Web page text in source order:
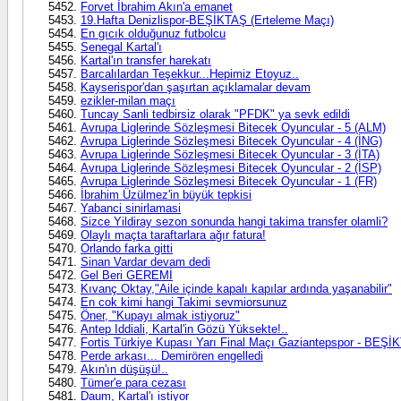
Forvet İbrahim Akın'a emanet
19.Hafta Denizlispor-BEŞİKTAŞ (Erteleme Maçı)
En gıcık olduğunuz futbolcu
Senegal Kartal'ı
Kartal'ın transfer harekatı
Barcalılardan Teşekkur...Hepimiz Etoyuz..
Kayserispor'dan şaşırtan açıklamalar devam
ezikler-milan maçı
Tuncay Sanli tedbirsiz olarak "PFDK" ya sevk edildi
Avrupa Liglerinde Sözleşmesi Bitecek Oyuncular - 5 (ALM)
Avrupa Liglerinde Sözleşmesi Bitecek Oyuncular - 4 (İNG)
Avrupa Liglerinde Sözleşmesi Bitecek Oyuncular - 3 (İTA)
Avrupa Liglerinde Sözleşmesi Bitecek Oyuncular - 2 (İSP)
Avrupa Liglerinde Sözleşmesi Bitecek Oyuncular - 1 (FR)
İbrahim Üzülmez'in büyük tepkisi
Yabanci sinirlamasi
Sizce Yildiray sezon sonunda hangi takima transfer olamli?
Olaylı maçta taraftarlara ağır fatura!
Orlando farka gitti
Sinan Vardar devam dedi
Gel Beri GEREMİ
Kıvanç Oktay,"Aile içinde kapalı kapılar ardında yaşanabilir"
En cok kimi hangi Takimi sevmiorsunuz
Öner, "Kupayı almak istiyoruz"
Antep Iddiali, Kartal'in Gözü Yüksekte!..
Fortis Türkiye Kupası Yarı Final Maçı Gaziantepspor -
Perde arkası... Demirören engelledi
Akın'ın düşüşü!..
Tümer'e para cezası
Daum, Kartal'ı istiyor